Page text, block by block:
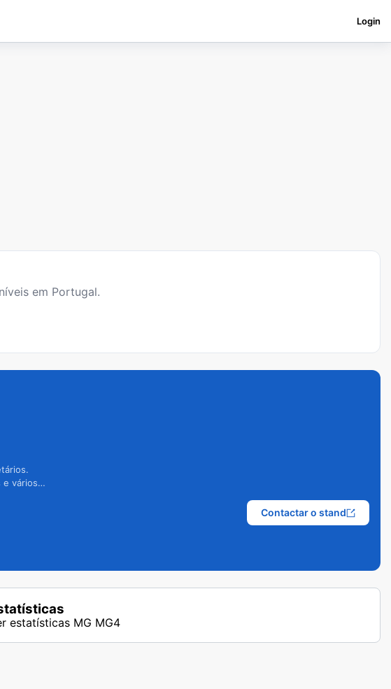
Login
em Portugal.
e vários
Contactar o stand
estatísticas MG MG4